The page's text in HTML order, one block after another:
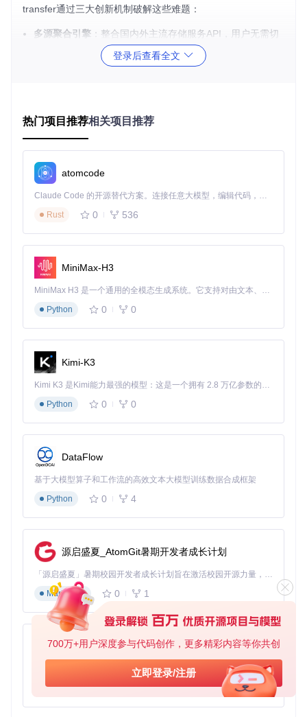
700万+用户深度参与代码创作，更多精彩内容等你共创
立即登录/注册
transfer通过三大创新机制破解这些难题：
多源聚合引擎 ：整合国内外主流存储服务API，用户无需切
换平台即可选择最优传输通道
：将复杂的鉴权过程封装为自动化流程，实
文件传输流程对比图：传统传输方式与transfer传输流程对
比，展示无感化分享的核心优势
思考一下：你是否曾经因为临时文件传输不得不注册某个云存
储账号？transfer如何改变这种现状？🌟
场景化解决方案：让传输更懂你的需求
统邮件发送耗时且易遗漏。
transfer方案 ：
cd
该命令会自动压缩当前目录下所有文件，上传至默认存储服
务，并生成带提取码的分享链接。参会者只需通过
download [链接]
即可一键获取全部资料，无需安装任何客户
端。
多设备协同场景：跨终端文件无缝同步
痛点：在办公室电脑编辑的文档，回家后需要在个人设备继续
处理，传统U盘传输易造成版本混乱。
transfer方案
transfer upload report.pdf --sync
# 在家中设备执行同步命令
transfer sync
--sync 参数启用文件版本跟踪，系统会自动识别设备间
的文件差异并完成增量同步，确保多终端始终使用最新版本。
你在日常工作中遇到过哪些文件传输难题？这些场景化方案是
否能解决你的实际需求？🔗
进阶技巧：释放工具全部潜力
定制存储策略
登录后查看全文
热门项目推荐相关项目推荐
atomcode
Claude Code 的开源替代方案。连接任意大模型，编辑代码，运行命令，自动验证 — 全自动执行。用 Rust 构建，极致性能。 ｜ An open-source alternative to Claude Code. Connect any LLM, edit code, run commands, and verify changes — autonomously. Built in Rust for speed. Get Started
Rust
0 536
MiniMax-H3
MiniMax H3 是一个通用的全模态生成系统。它支持对由文本、图像、视频和音频组成的多模态上下文进行统一理解，并能生成分辨率高达 2K、时长可达 15 秒的带原生立体声音频的视频。得益于面向任务泛化的系统设计，H3 在预训练阶段就已具备广泛的多模态上下文理解与生成能力，能够出色地执行复杂的多模态指令。
Python
0 0
Kimi-K3
Kimi K3 是Kimi能力最强的模型：这是一个拥有 2.8 万亿参数的混合专家（MoE）模型，具备原生视觉理解能力，并支持 100 万 token 的上下文窗口。
Python
0 0
DataFlow
基于大模型算子和工作流的高效文本大模型训练数据合成框架
Python
0 4
源启盛夏_AtomGit暑期开发者成长计划
「源启盛夏」暑期校园开发者成长计划旨在激活校园开源力量，通过积分激励、认证扶持、资源倾斜等形式，引导高校组织和开发者完成「入驻 — 建项目 — 做贡献 — 获认证 — 得资源」的完整闭环。无论你是想带领社团入驻平台的组织者，还是希望用代码贡献证明自己的开发者，都能在这里找到属于你的成长路径。
Markdown
0 1
py-xiaozhi
基于Python的Xiaozhi AI，适用于想要完整Xiaozhi体验而无需拥有专用硬件的用户。
Python
0 1